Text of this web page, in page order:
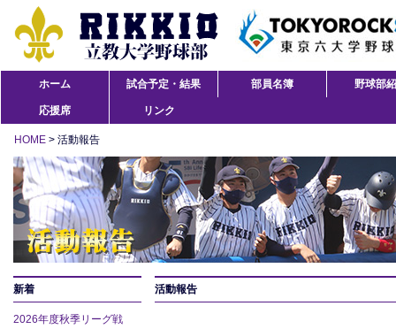
ホーム 試合予定・結果 部員名簿 野球部
応援席 リンク
HOME > 活動報告
新着
2026年度秋季リーグ戦
活動報告